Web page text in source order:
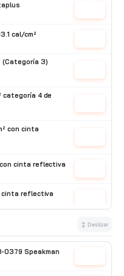
cal/cm²
(Categoría 3)
categoría 4 de
con cinta
cinta reflectiva
cinta reflectiva
con Cinta
Cotizar
↕ Deslizar
0379 Speakman